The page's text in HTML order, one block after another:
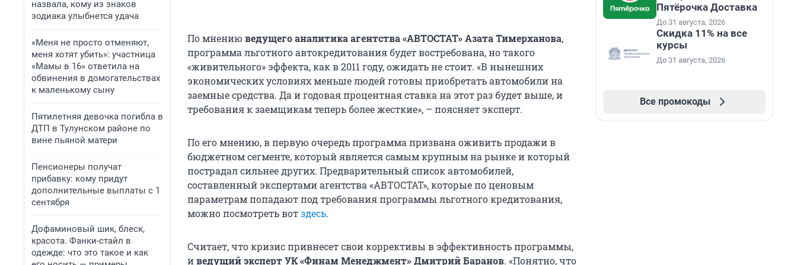
назвала, кому из знаков
зодиака улыбнется удача
«Меня не просто отменяют,
меня хотят убить»: участница
«Мамы в 16» ответила на
обвинения в домогательствах
к маленькому сыну
Пятилетняя девочка погибла в
ДТП в Тулунском районе по
вине пьяной матери
Пенсионеры получат
прибавку: кому придут
дополнительные выплаты с 1
сентября
Дофаминовый шик, блеск,
красота. Фанки-стайл в
одежде: что это такое и как
По мнению ведущего аналитика агентства «АВТОСТАТ» Азата Тимерханова,
программа льготного автокредитования будет востребована, но такого
«живительного» эффекта, как в 2011 году, ожидать не стоит. «В нынешних
экономических условиях меньше людей готовы приобретать автомобили на
заемные средства. Да и годовая процентная ставка на этот раз будет выше, и
требования к заемщикам теперь более жесткие», – поясняет эксперт.
По его мнению, в первую очередь программа призвана оживить продажи в
бюджетном сегменте, который является самым крупным на рынке и который
пострадал сильнее других. Предварительный список автомобилей,
составленный экспертами агентства «АВТОСТАТ», которые по ценовым
параметрам попадают под требования программы льготного кредитования,
можно посмотреть вотздесь.
Считает, что кризис привнесет свои коррективы в эффективность программы,
иведущий эксперт УК «Финам Менеджмент» Дмитрий Баранов. «Понятно, что
Пятёрочка Доставка
До 31 августа, 2026
Скидка 11% на все
курсы
До 31 августа, 2026
Все промокоды